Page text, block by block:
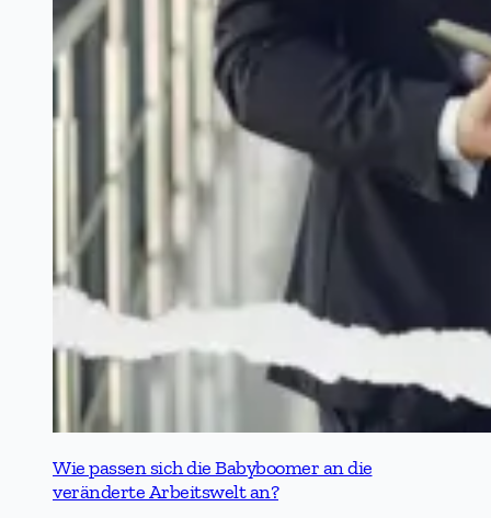
Wie passen sich die Babyboomer an die
veränderte Arbeitswelt an?